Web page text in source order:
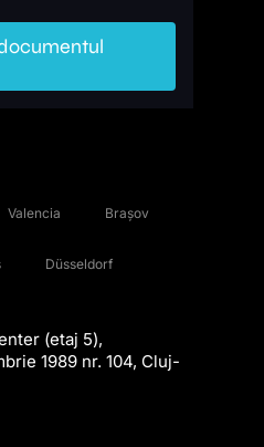
Valencia Brașov
Düsseldorf
(etaj 5),
1989 nr. 104, Cluj-